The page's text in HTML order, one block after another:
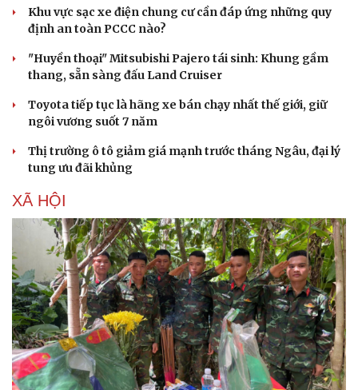
Thể thao
Bóng đá
Lịch thi đấu bóng đá
Thế giới thể thao
eSports
Hậu trường
Ô tô - Xe máy
Ô tô
Xe máy
Tư vấn
Khu vực sạc xe điện chung cư cần đáp ứng những quy
định an toàn PCCC nào?
"Huyền thoại" Mitsubishi Pajero tái sinh: Khung gầm
thang, sẵn sàng đấu Land Cruiser
Toyota tiếp tục là hãng xe bán chạy nhất thế giới, giữ
ngôi vương suốt 7 năm
Thị trường ô tô giảm giá mạnh trước tháng Ngâu, đại lý
tung ưu đãi khủng
XÃ HỘI